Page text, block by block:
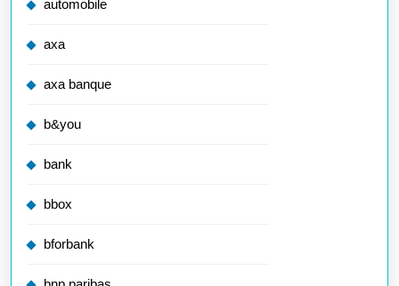
automobile
axa
axa banque
b&you
bank
bbox
bforbank